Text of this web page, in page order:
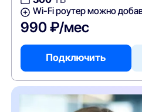
Wi-Fi роутер можно
990 ₽/мес
Подключить